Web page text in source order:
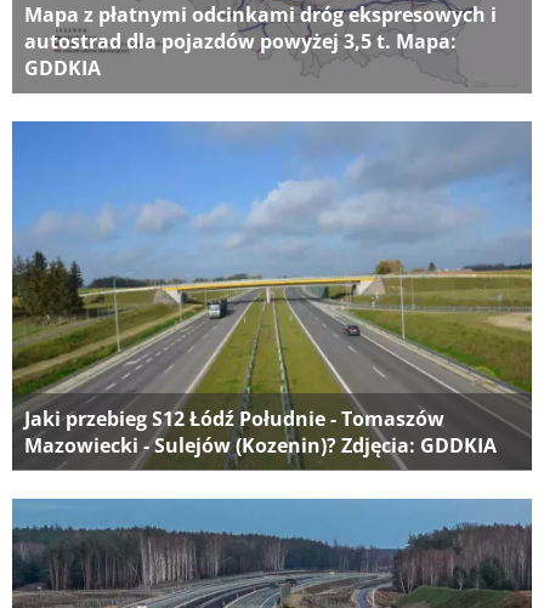
Mapa z płatnymi odcinkami dróg ekspresowych i
autostrad dla pojazdów powyżej 3,5 t. Mapa:
GDDKIA
Jaki przebieg S12 Łódź Południe - Tomaszów
Mazowiecki - Sulejów (Kozenin)? Zdjęcia: GDDKIA